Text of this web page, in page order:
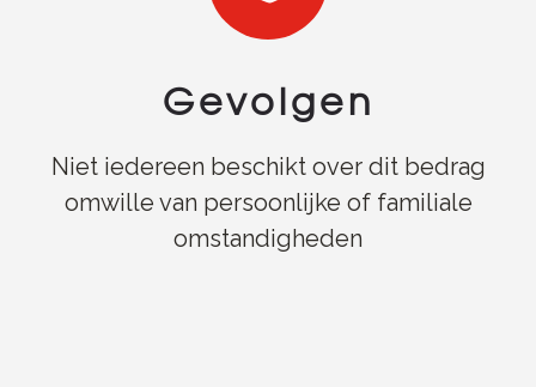
Gevolgen
Niet iedereen beschikt over dit bedrag
omwille van persoonlijke of familiale
omstandigheden